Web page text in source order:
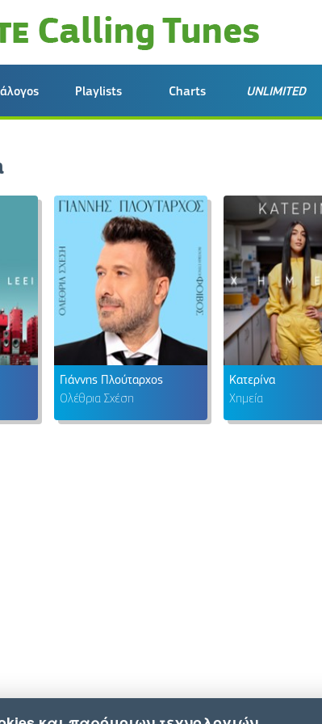
Playlists Charts UNLIMITED
Γιάννης Πλούταρχος
Ολέθρια Σχέση
Κατερίνα
Χημεία